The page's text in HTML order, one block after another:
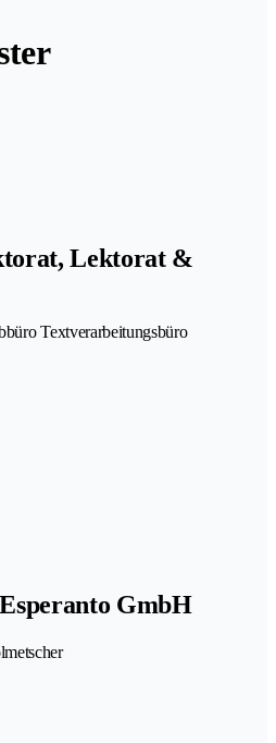
Lektorat &
Textverarbeitungsbüro
GmbH